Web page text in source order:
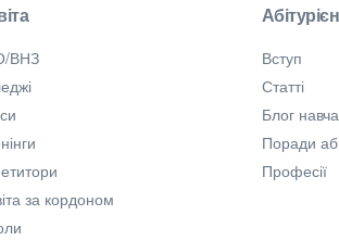
ВНЗ
за кордоном
Вступ
Статті
Блог
Поради
Професії